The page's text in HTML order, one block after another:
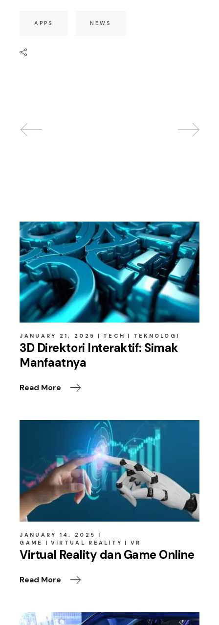
APPS NEWS
JANUARY 21, 2025 TECH TEKNOLOGI
3D Direktori Interaktif: Simak
Manfaatnya
Read More
JANUARY 14, 2025
GAME
VIRTUAL REALITY VR
Virtual Reality dan Game Online
Read More